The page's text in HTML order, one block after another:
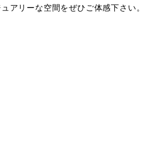
アリーな空間をぜひご体感下さい。